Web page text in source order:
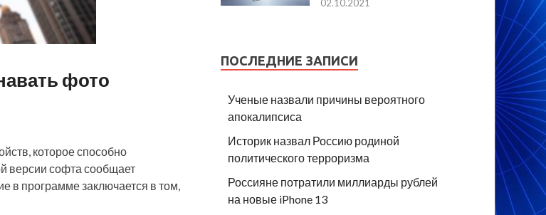
фото
которое способно
версии софта сообщает
в программе заключается в том,
02.10.2021
ПОСЛЕДНИЕ ЗАПИСИ
Ученые назвали причины вероятного
апокалипсиса
Историк назвал Россию родиной
политического терроризма
Россияне потратили миллиарды рублей
на новые iPhone 13